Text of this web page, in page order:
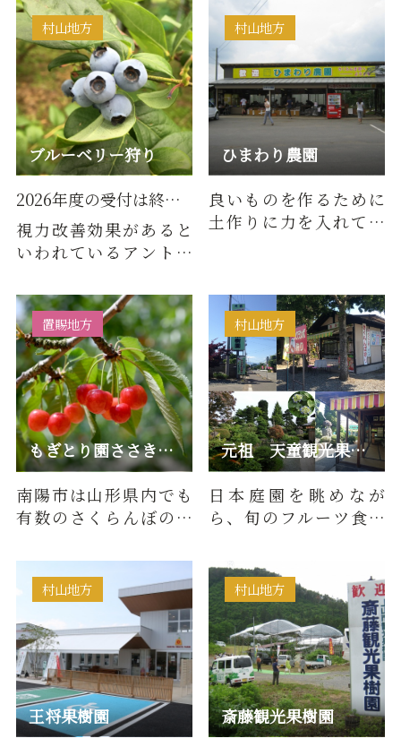
などの品…
ブルーベリー狩り
村山地方
2026年度の受付は終了いたしました。
視力改善効果があると
いわれているアントシ
いるブルーベリー。その
他にも…
ひまわり農園
村山地方
良いものを作るために
土作りに力を入れてい
もぎとり園ささき（白竜園ささき）
置賜地方
南陽市は山形県内でも
有数のさくらんぼの生
錦」「紅秀峰」など、
たくさ…
元祖 天童観光果樹園
村山地方
日本庭園を眺めなが
ら、旬のフルーツ食べ
お過ごしください。
王将果樹園
村山地方
斎藤観光果樹園
村山地方